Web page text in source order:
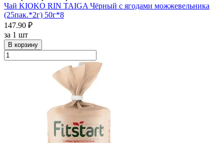
Чай KIOKO RIN TAIGA Чёрный с ягодами можжевельника
(25пак.*2г) 50г*8
147.90 ₽
за 1 шт
В корзину